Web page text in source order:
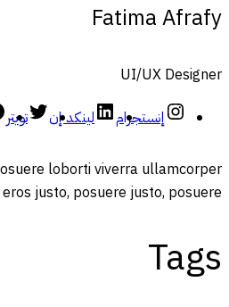
Fatima Afrafy
UI/UX Designer
إنستجرام
لينكد إن تويتر
loborti viverra ullamcorper
justo, posuere justo, posuere.
Tags